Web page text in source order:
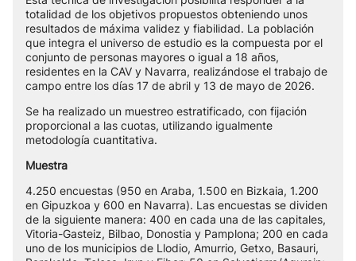
totalidad de los objetivos propuestos obteniendo unos
resultados de máxima validez y fiabilidad. La población
que integra el universo de estudio es la compuesta por el
conjunto de personas mayores o igual a 18 años,
residentes en la CAV y Navarra, realizándose el trabajo de
campo entre los días 17 de abril y 13 de mayo de 2026.
Se ha realizado un muestreo estratificado, con fijación
proporcional a las cuotas, utilizando igualmente
metodología cuantitativa.
Muestra
4.250 encuestas (950 en Araba, 1.500 en Bizkaia, 1.200
en Gipuzkoa y 600 en Navarra). Las encuestas se dividen
de la siguiente manera: 400 en cada una de las capitales,
Vitoria-Gasteiz, Bilbao, Donostia y Pamplona; 200 en cada
uno de los municipios de Llodio, Amurrio, Getxo, Basauri,